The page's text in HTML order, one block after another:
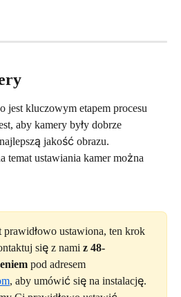
jest kluczowym etapem procesu
aby kamery były dobrze
jakość obrazu.
temat ustawiania kamer można
prawidłowo ustawiona, ten krok
się z nami z 48-
pod adresem
, aby umówić się na instalację.